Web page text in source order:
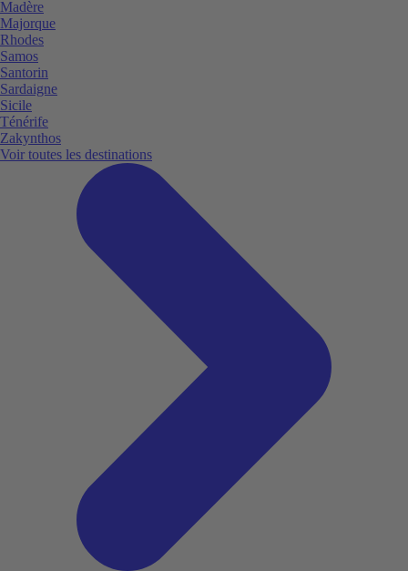
Madère
Majorque
Rhodes
Samos
Santorin
Sardaigne
Sicile
Ténérife
Zakynthos
Voir toutes les destinations